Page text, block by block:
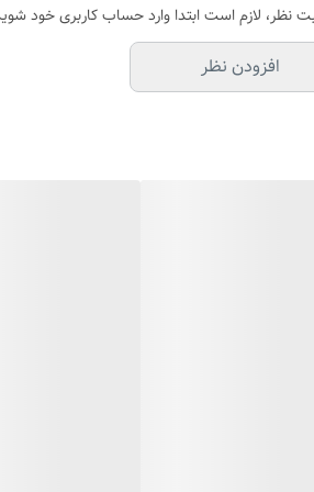
نظر، لازم است ابتدا وارد حساب کاربری خود
افزودن نظر